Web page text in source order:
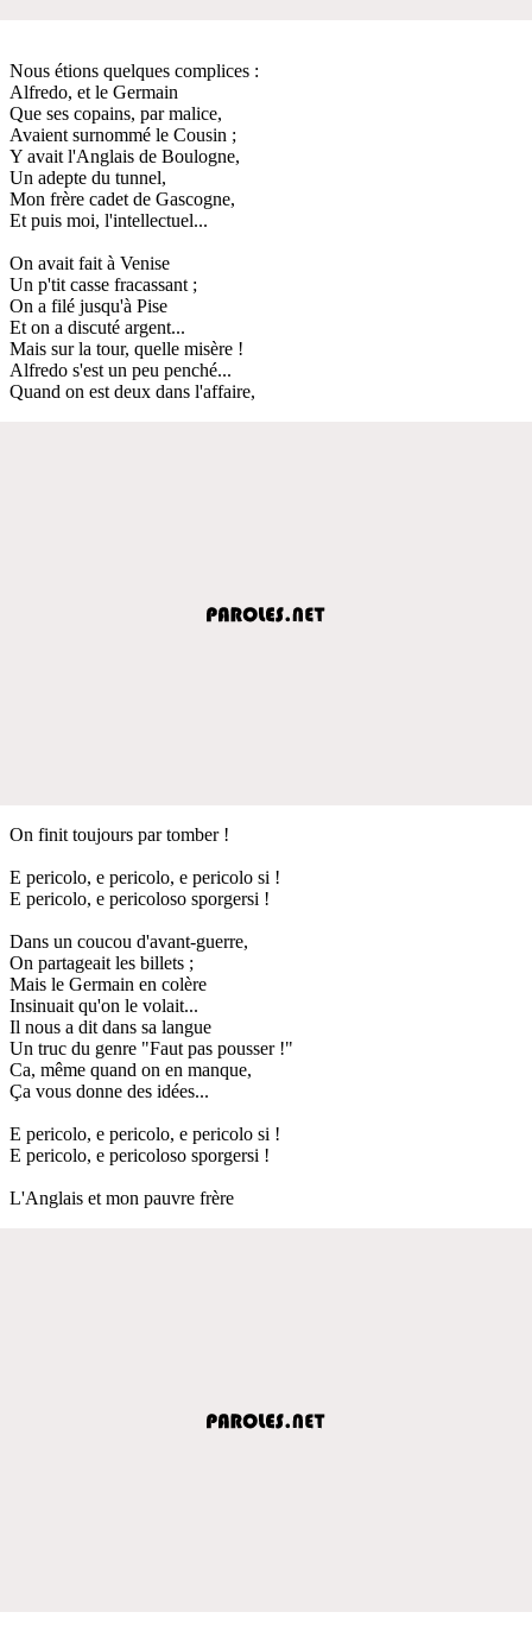
Nous étions quelques complices :
Alfredo, et le Germain
Que ses copains, par malice,
Avaient surnommé le Cousin ;
Y avait l'Anglais de Boulogne,
Un adepte du tunnel,
Mon frère cadet de Gascogne,
Et puis moi, l'intellectuel...
On avait fait à Venise
Un p'tit casse fracassant ;
On a filé jusqu'à Pise
Et on a discuté argent...
Mais sur la tour, quelle misère !
Alfredo s'est un peu penché...
Quand on est deux dans l'affaire,
On finit toujours par tomber !
E pericolo, e pericolo, e pericolo si !
E pericolo, e pericoloso sporgersi !
Dans un coucou d'avant-guerre,
On partageait les billets ;
Mais le Germain en colère
Insinuait qu'on le volait...
Il nous a dit dans sa langue
Un truc du genre "Faut pas pousser !"
Ca, même quand on en manque,
Ça vous donne des idées...
E pericolo, e pericolo, e pericolo si !
E pericolo, e pericoloso sporgersi !
L'Anglais et mon pauvre frère